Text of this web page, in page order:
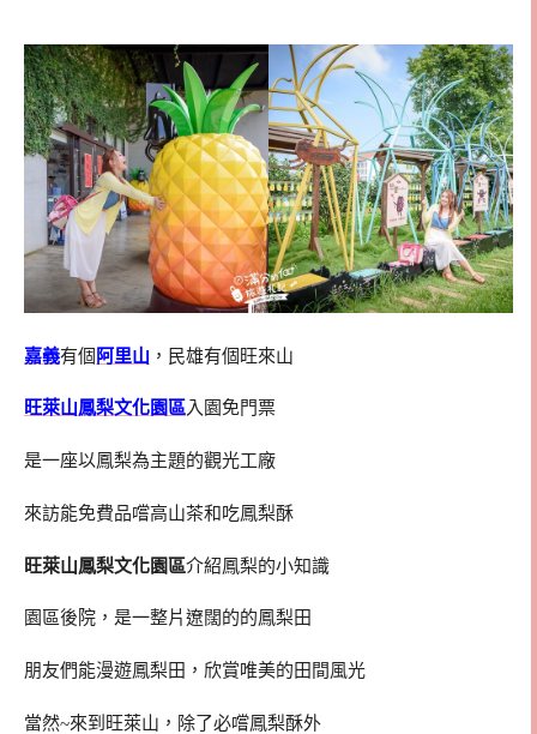
嘉義有個 阿里山 ，民雄有個旺來山
旺萊山鳳梨文化園區入園免門票
是一座以鳳梨為主題的觀光工廠
來訪能免費品嚐高山茶和吃鳳梨酥
旺萊山鳳梨文化園區介紹鳳梨的小知識
園區後院，是一整片遼闊的的鳳梨田
朋友們能漫遊鳳梨田，欣賞唯美的田間風光
當然~來到旺萊山，除了必嚐鳳梨酥外